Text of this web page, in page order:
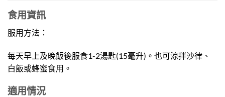
食用資訊
服用方法：
每天早上及晚飯後服食1-2湯匙(15毫升)。也可涼拌沙律、
白飯或蜂蜜食用。
適用情況